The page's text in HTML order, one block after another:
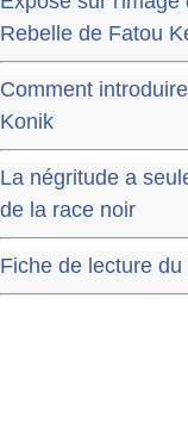
Rebelle de Fatou
Comment
Konik
La négritude a
de la race noir
Fiche de lecture